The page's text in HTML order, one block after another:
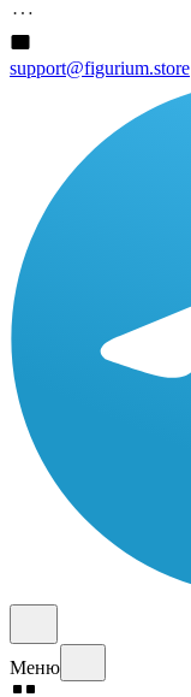
support@figurium.store
Меню